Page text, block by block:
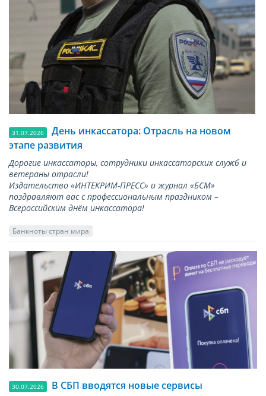
31.07.2026
День инкассатора: Отрасль на новом
этапе развития
Дорогие инкассаторы, сотрудники инкассаторских служб и
ветераны отрасли!
Издательство «ИНТЕКРИМ-ПРЕСС» и журнал «БСМ»
поздравляют вас с профессиональным праздником –
Всероссийским днём инкассатора!
Банкноты стран мира
30.07.2026 В СБП вводятся новые сервисы